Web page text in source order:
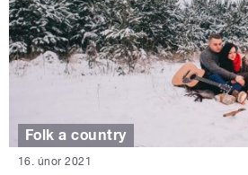
Folk a country
16. únor 2021